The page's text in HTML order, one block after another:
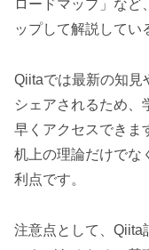
ロードマップ」など
ップして解説してい
Qiitaでは最新の知見
シェアされるため、
早くアクセスできま
机上の理論だけでな
利点です。
注意点として、Qiita